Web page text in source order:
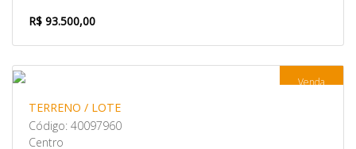
R$ 93.500,00
Venda
TERRENO / LOTE
Código: 40097960
Centro